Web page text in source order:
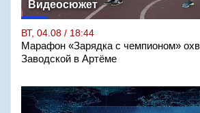
Видеосюжет
ВТ, 04.08 / 18:44
Марафон «Зарядка с чемпионом»
Заводской в Артёме